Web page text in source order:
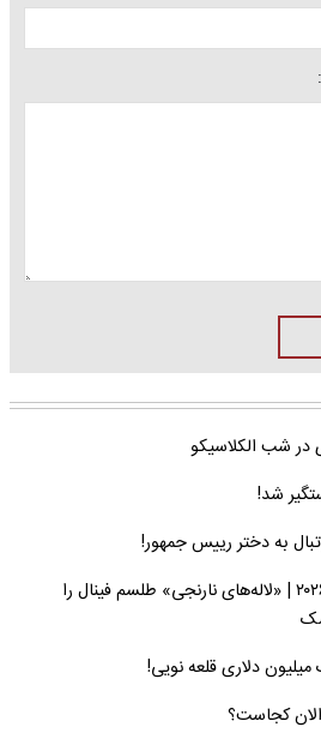
در شب الکلاسیکو
شد!
به دختر رییس جمهور!
هلند در آستانه جام جهانی ۲۰۲۶ | «لاله‌های نارنجی» طلسم فینال را
دلاری قلعه نویی!
کجاست؟